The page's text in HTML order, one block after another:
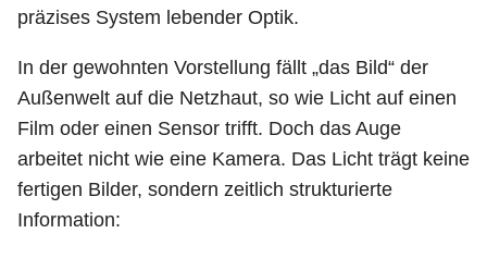
präzises System lebender Optik.
In der gewohnten Vorstellung fällt „das Bild“ der
Außenwelt auf die Netzhaut, so wie Licht auf einen
Film oder einen Sensor trifft. Doch das Auge
arbeitet nicht wie eine Kamera. Das Licht trägt keine
fertigen Bilder, sondern zeitlich strukturierte
Information: